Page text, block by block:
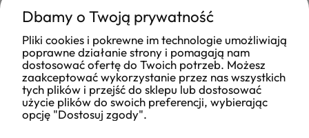
4.8
Ocena
Na podstawie
177opinii z całego okresu
Jak zbieramy opinie?
Dbamy o Twoją prywatność
Pliki cookies i pokrewne im technologie umożliwiają
poprawne działanie strony i pomagają nam
dostosować ofertę do Twoich potrzeb. Możesz
zaakceptować wykorzystanie przez nas wszystkich
tych plików i przejść do sklepu lub dostosować
użycie plików do swoich preferencji, wybierając
opcję "Dostosuj zgody".